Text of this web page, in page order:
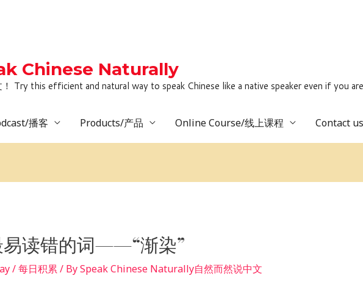
Chinese Naturally
Try this efficient and natural way to speak Chinese like a native speaker even if you
播客 Products/产品 Online Course/线上课程 Contact
易读错的词——“渐染”
/ 每日积累 / BySpeak Chinese Naturally自然而然说中文